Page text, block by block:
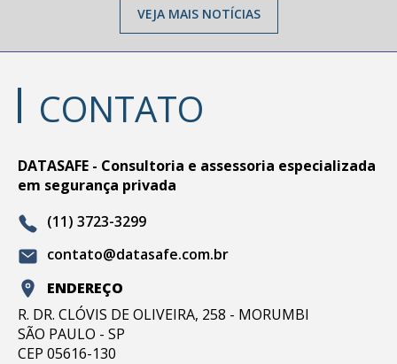
VEJA MAIS NOTÍCIAS
CONTATO
DATASAFE - Consultoria e assessoria especializada
em segurança privada
(11) 3723-3299
contato@datasafe.com.br
ENDEREÇO
R. DR. CLÓVIS DE OLIVEIRA, 258 - MORUMBI
SÃO PAULO - SP
CEP 05616-130